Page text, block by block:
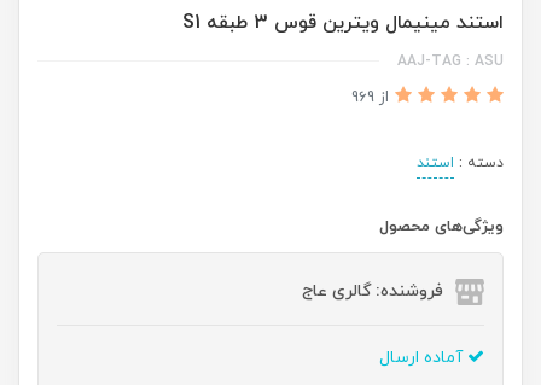
استند مینیمال ویترین قوس 3 طبقه S1
AAJ-TAG : ASU
از 969
دسته : استند
ویژگی‌های محصول
فروشنده: گالری عاج
آماده ارسال